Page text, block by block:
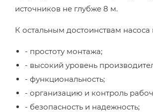
источников не глубже 8 м.
К остальным достоинствам
- простоту монтажа;
- высокий уровень
- функциональность;
- организацию и контроль
- безопасность и надежность;